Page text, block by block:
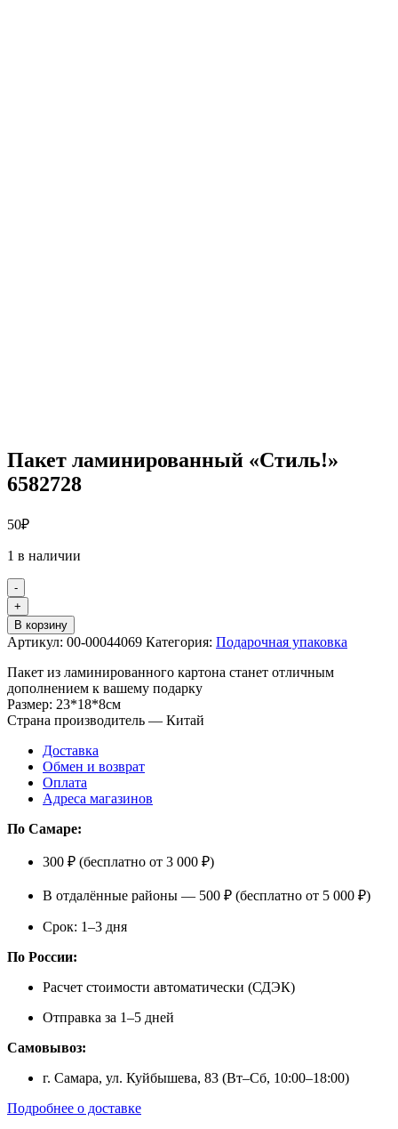
Пакет ламинированный «Стиль!»
6582728
50₽
1 в наличии
-
Количество
товара
Пакет
ламинированный
"Стиль!"
6582728
+
В корзину
Артикул: 00-00044069 Категория: Подарочная упаковка
Пакет из ламинированного картона станет отличным
дополнением к вашему подарку
Размер: 23*18*8см
Страна производитель — Китай
Доставка
Обмен и возврат
Оплата
Адреса магазинов
По Самаре:
300 ₽ (бесплатно от 3 000 ₽)
В отдалённые районы — 500 ₽ (бесплатно от 5 000 ₽)
Срок: 1–3 дня
По России:
Расчет стоимости автоматически (СДЭК)
Отправка за 1–5 дней
Самовывоз:
г. Самара, ул. Куйбышева, 83 (Вт–Сб, 10:00–18:00)
Подробнее о доставке